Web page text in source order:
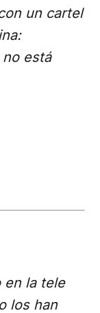
un cartel
no está
en la tele
los han